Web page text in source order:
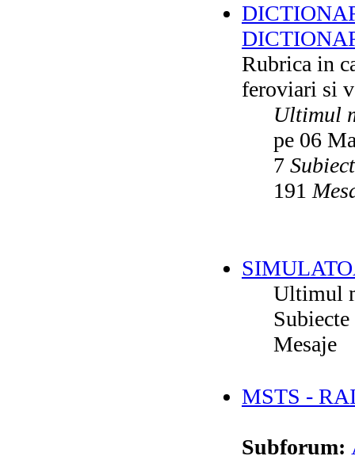
Rubrica in
feroviari si
Ultimul
pe 06
7
191
Ultimul
Subiecte
Mesaje
MSTS -
Subforum: